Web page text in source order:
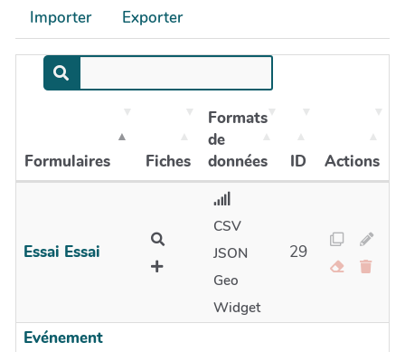
Importer
Exporter
Formulaires Fiches
Formats
de
données
ID Actions
Essai Essai
CSV
JSON
Geo
Widget
29
Evénement